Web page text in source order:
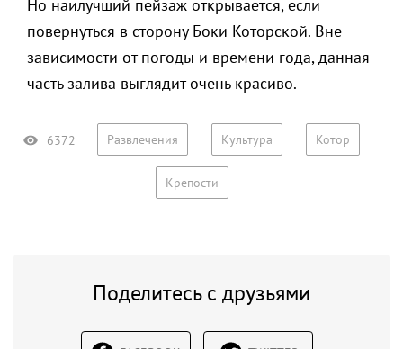
Но наилучший пейзаж открывается, если
повернуться в сторону Боки Которской. Вне
зависимости от погоды и времени года, данная
часть залива выглядит очень красиво.
6372 Развлечения Культура Котор
Крепости
Поделитесь с друзьями